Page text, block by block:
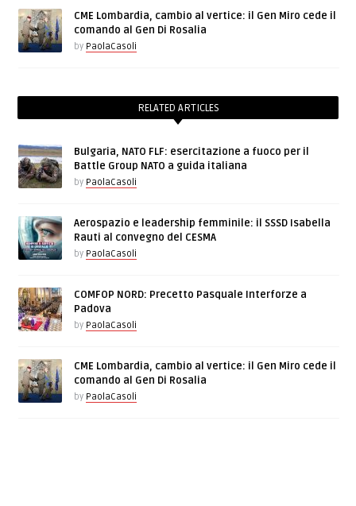
CME Lombardia, cambio al vertice: il Gen Miro cede il
comando al Gen Di Rosalia
by PaolaCasoli
RELATED ARTICLES
Bulgaria, NATO FLF: esercitazione a fuoco per il
Battle Group NATO a guida italiana
by PaolaCasoli
Aerospazio e leadership femminile: il SSSD Isabella
Rauti al convegno del CESMA
by PaolaCasoli
COMFOP NORD: Precetto Pasquale Interforze a
Padova
by PaolaCasoli
CME Lombardia, cambio al vertice: il Gen Miro cede il
comando al Gen Di Rosalia
by PaolaCasoli